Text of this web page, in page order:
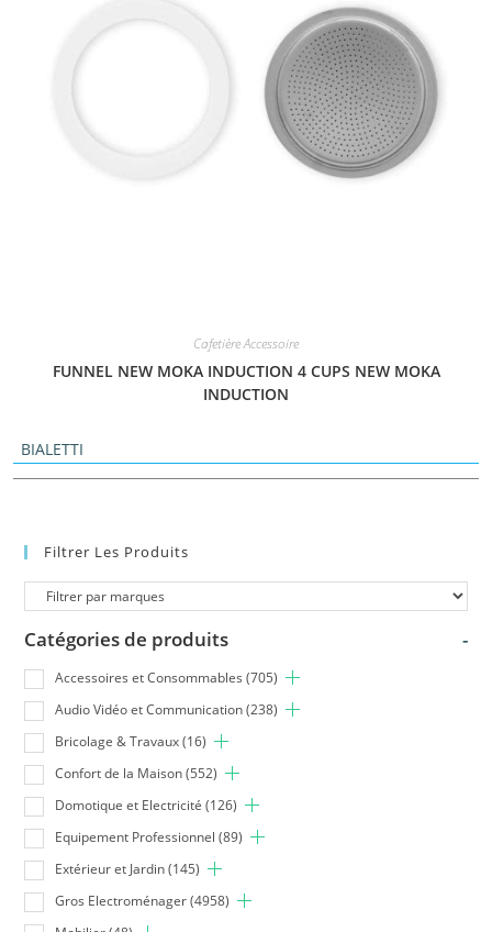
Cafetière Accessoire
FUNNEL NEW MOKA INDUCTION 4 CUPS NEW MOKA
INDUCTION
BIALETTI
Filtrer Les Produits
Catégories de produits -
Accessoires et Consommables (705)
Audio Vidéo et Communication (238)
Bricolage & Travaux (16)
Confort de la Maison (552)
Domotique et Electricité (126)
Equipement Professionnel (89)
Extérieur et Jardin (145)
Gros Electroménager (4958)